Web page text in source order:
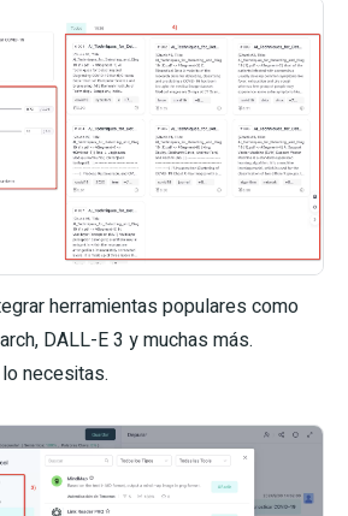
herramientas populares como
DALL-E 3 y muchas más.
necesitas.